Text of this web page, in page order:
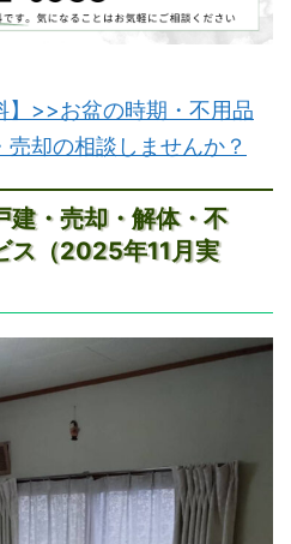
】>>お盆の時期・不用品
却の相談しませんか？
建・売却・解体・不
ス（2025年11月実